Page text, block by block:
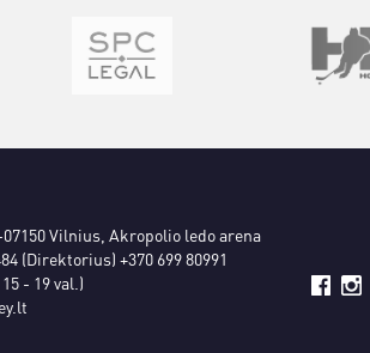
07150 Vilnius, Akropolio ledo arena
(Direktorius) +370 699 80991
- 19 val.)